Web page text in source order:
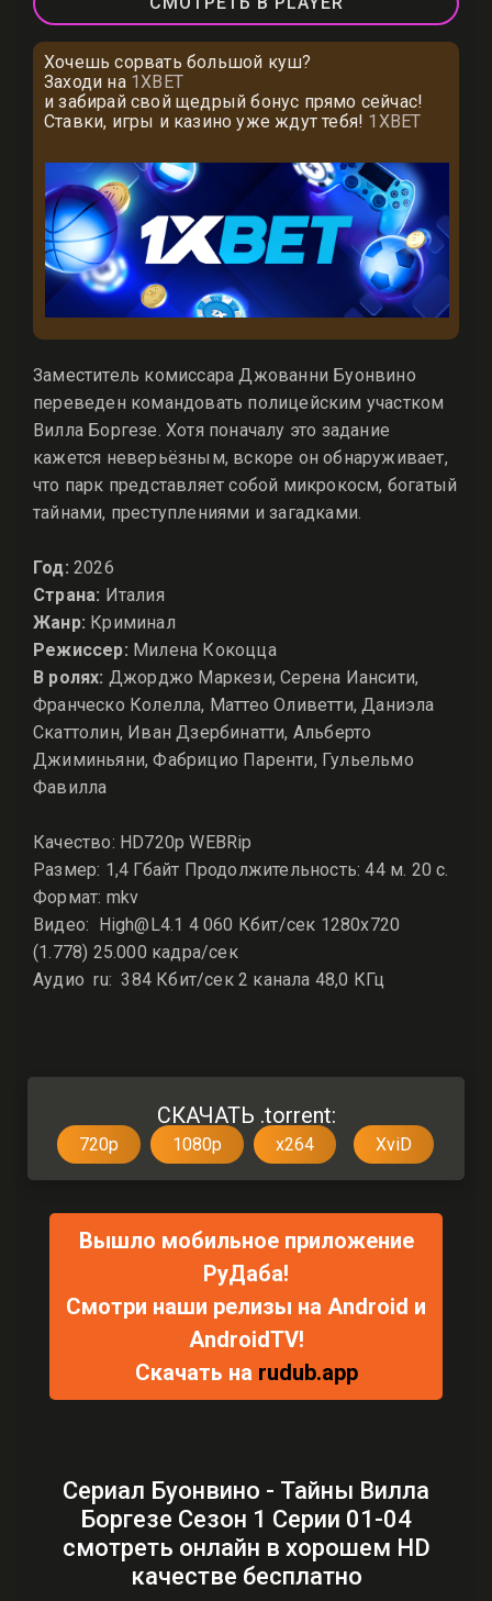
Хочешь сорвать большой куш?
Заходи на 1XBET
и забирай свой щедрый бонус прямо сейчас!
Ставки, игры и казино уже ждут тебя! 1XBET
Заместитель комиссара Джованни Буонвино
переведен командовать полицейским участком
Вилла Боргезе. Хотя поначалу это задание
кажется неверьёзным, вскоре он обнаруживает,
что парк представляет собой микрокосм, богатый
тайнами, преступлениями и загадками.
Год: 2026
Страна: Италия
Жанр: Криминал
Режиссер: Милена Кокоцца
В ролях: Джорджо Маркези, Серена Иансити,
Франческо Колелла, Маттео Оливетти, Даниэла
Скаттолин, Иван Дзербинатти, Альберто
Джиминьяни, Фабрицио Паренти, Гульельмо
Фавилла
Качество: HD720p WEBRip
Размер: 1,4 Гбайт Продолжительность: 44 м. 20 с.
Формат: mkv
Видео: High@L4.1 4 060 Кбит/сек 1280x720
(1.778) 25.000 кадра/сек
Аудио ru: 384 Кбит/сек 2 канала 48,0 КГц
СКАЧАТЬ .torrent:
720p 1080p x264 XviD
Вышло мобильное приложение
РуДаба!
Смотри наши релизы на Android и
AndroidTV!
Скачать на rudub.app
Сериал Буонвино - Тайны Вилла
Боргезе Сезон 1 Серии 01-04
смотреть онлайн в хорошем HD
качестве бесплатно